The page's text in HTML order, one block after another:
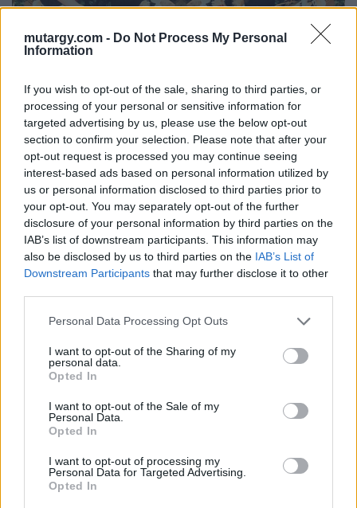
mutargy.com - Do Not Process My Personal
Information
If you wish to opt-out of the sale, sharing to third parties, or
processing of your personal or sensitive information for
targeted advertising by us, please use the below opt-out
section to confirm your selection. Please note that after your
opt-out request is processed you may continue seeing
interest-based ads based on personal information utilized by
us or personal information disclosed to third parties prior to
your opt-out. You may separately opt-out of the further
disclosure of your personal information by third parties on the
IAB’s list of downstream participants. This information may
also be disclosed by us to third parties on the IAB’s List of
Downstream Participants that may further disclose it to other
Personal Data Processing Opt Outs
I want to opt-out of the Sharing of my
personal data.
Opted In
I want to opt-out of the Sale of my
Personal Data.
Opted In
I want to opt-out of processing my
Personal Data for Targeted Advertising.
Opted In
Forrás: Magyar Nemzeti Galéria
A tematikus tárlat szekciói olyan témaköröket
mutatnak be, melyek ma is frissen és relevánsan
hatnak. A műalkotásokat a korszakban
Magyarországon nagy hatású külföldi alkotók egy-
egy művével helyezték nemzetközi kontextusba.
A kétely felfüggesztése – A művész tekintete 1.,
Néprajzi Múzeum
Albert Ádám, Kristóf Krisztián és Trapp Dominika
képzőművészek a Néprajzi Múzeum meghívására
három éven keresztül dolgoztak együtt múzeumi
kutatókkal. A szemináriumok, raktárbejárások, közös
elvonulások és intenzív párbeszédek
kérdéseket, gyűjteményi tárgyakat és saját
alkotásokat építettek össze: egy-egy installatív